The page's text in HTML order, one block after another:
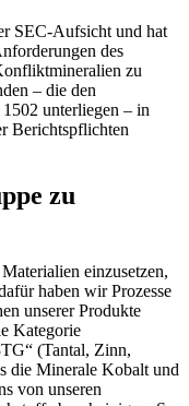
SEC-Aufsicht und hat
des
zu
– die den
unterliegen – in
Berichtspflichten
zu
einzusetzen,
haben wir Prozesse
unserer Produkte
Kategorie
(Tantal, Zinn,
die Minerale Kobalt und
von unseren